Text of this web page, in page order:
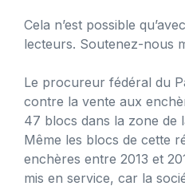
Cela n’est possible
lecteurs. Soutenez-nous
Le procureur fédéral du
contre la vente aux
47 blocs dans la zone de
Même les blocs de cette
enchères entre 2013 et
mis en service, car la